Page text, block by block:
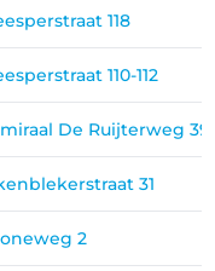
118
110-112
De Ruijterweg
31
2